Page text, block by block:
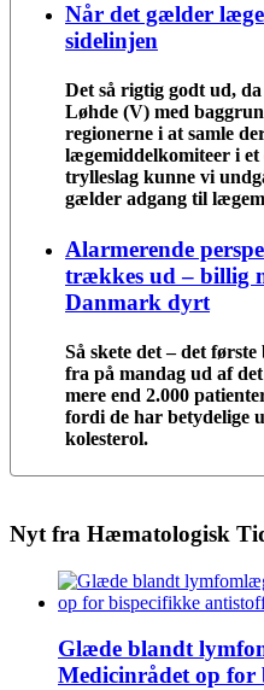
Når det gælder
sidelinjen
Det så rigtig godt ud,
Løhde (V) med
regionerne i at samle
lægemiddelkomiteer i et
trylleslag kunne vi
gælder adgang til
Alarmerende
trækkes ud – billig
Danmark dyrt
Så skete det – det
fra på mandag ud af
mere end 2.000
fordi de har betydelige
kolesterol.
Nyt fra Hæmatologisk
Glæde blandt
Medicinrådet op for